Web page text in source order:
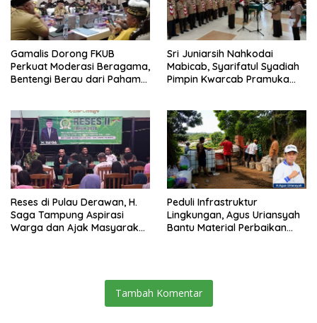
Gamalis Dorong FKUB
Perkuat Moderasi Beragama,
Bentengi Berau dari Paham
Sri Juniarsih Nahkodai
Mabicab, Syarifatul Syadiah
Pimpin Kwarcab Pramuka
Reses di Pulau Derawan, H.
Saga Tampung Aspirasi
Warga dan Ajak Masyarakat
Peduli Infrastruktur
Lingkungan, Agus Uriansyah
Bantu Material Perbaikan
Tambah Komentar